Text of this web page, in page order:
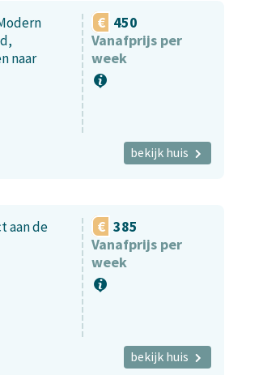
naar
450
Vanafprijs per
week
bekijk huis
aan de
385
Vanafprijs per
week
bekijk huis